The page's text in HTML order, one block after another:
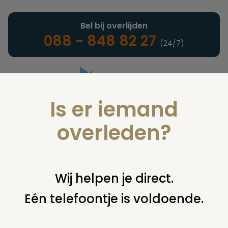
Landelijke uitvaartonderneming
Bel bij overlijden
088 - 848 82 27 (24/7)
U bent hier: home juridisch begraven grafsteen /
wanbetalers grafsteen
Is er iemand
overleden?
Wij helpen je direct.
Eén telefoontje is voldoende.